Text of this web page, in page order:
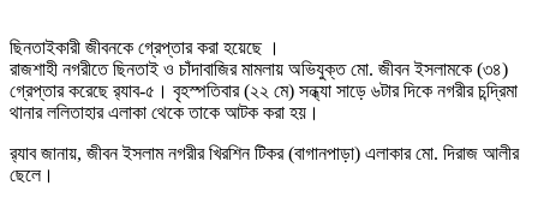
ছিনতাইকারী জীবনকে গ্রেপ্তার করা হয়েছে ।
রাজশাহী নগরীতে ছিনতাই ও চাঁদাবাজির মামলায় অভিযুক্ত মো. জীবন ইসলামকে (৩৪)
গ্রেপ্তার করেছে র‌্যাব-৫। বৃহস্পতিবার (২২ মে) সন্ধ্যা সাড়ে ৬টার দিকে নগরীর চন্দ্রিমা
থানার ললিতাহার এলাকা থেকে তাকে আটক করা হয়।
র‌্যাব জানায়, জীবন ইসলাম নগরীর খিরশিন টিকর (বাগানপাড়া) এলাকার মো. দিরাজ আলীর
ছেলে।